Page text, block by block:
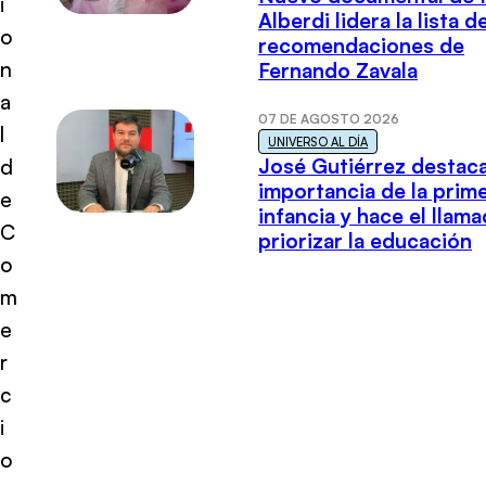
o
n
a
l
d
e
C
o
m
e
r
c
i
o
Alberdi lidera la lista
recomendaciones de
Fernando Zavala
07 DE AGOSTO 2026
UNIVERSO AL DÍA
José Gutiérrez
importancia de la
infancia y hace el
priorizar la educación